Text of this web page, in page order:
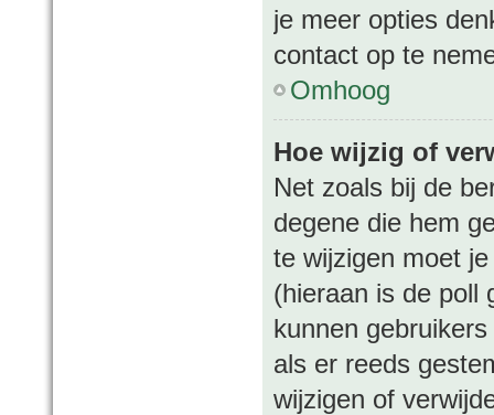
je meer opties
contact op te
Omhoog
Hoe wijzig of
Net zoals bij de
degene die hem
te wijzigen moet
(hieraan is de poll
kunnen
als er reeds
wijzigen of